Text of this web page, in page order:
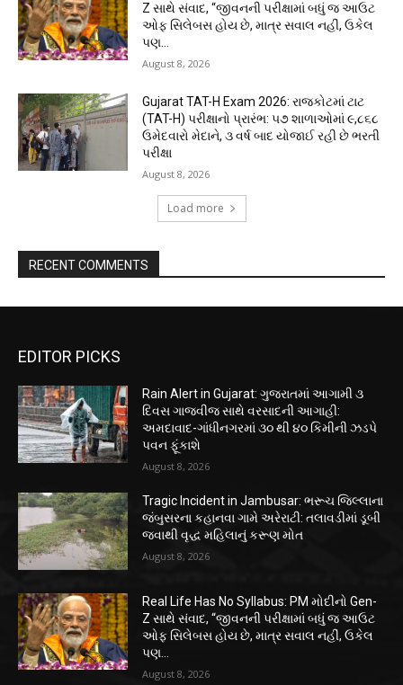
Z સાથે સંવાદ, “જીવનની પરીક્ષામાં બધું જ આઉટ
ઓફ સિલેબસ હોય છે, માત્ર સવાલ નહીં, ઉકેલ
પણ...
August 8, 2026
Gujarat TAT-H Exam 2026: રાજકોટમાં ટાટ
(TAT-H) પરીક્ષાનો પ્રારંભ: ૫૭ શાળાઓમાં ૯,૮૬૮
ઉમેદવારો મેદાને, ૩ વર્ષ બાદ યોજાઈ રહી છે ભરતી
પરીક્ષા
August 8, 2026
Load more
RECENT COMMENTS
EDITOR PICKS
Rain Alert in Gujarat: ગુજરાતમાં આગામી ૩
દિવસ ગાજવીજ સાથે વરસાદની આગાહી:
અમદાવાદ-ગાંધીનગરમાં ૩૦ થી ૪૦ કિમીની ઝડપે
પવન ફૂંકાશે
August 8, 2026
Tragic Incident in Jambusar: ભરૂચ જિલ્લાના
જંબુસરના કહાનવા ગામે અરેરાટી: તલાવડીમાં ડૂબી
જવાથી વૃદ્ધ મહિલાનું કરૂણ મોત
August 8, 2026
Real Life Has No Syllabus: PM મોદીનો Gen-
Z સાથે સંવાદ, “જીવનની પરીક્ષામાં બધું જ આઉટ
ઓફ સિલેબસ હોય છે, માત્ર સવાલ નહીં, ઉકેલ
પણ...
August 8, 2026